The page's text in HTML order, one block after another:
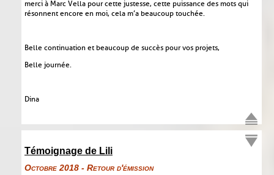
merci à Marc Vella pour cette justesse, cette puissance des mots qui
résonnent encore en moi, cela m’a beaucoup touchée.
Belle continuation et beaucoup de succès pour vos projets,
Belle journée.
Dina
Témoignage de Lili
Octobre 2018 - Retour d'émission